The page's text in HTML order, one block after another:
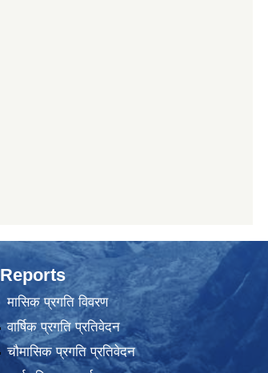
Reports
मासिक प्रगति विवरण
वार्षिक प्रगति प्रतिवेदन
चौमासिक प्रगति प्रतिवेदन